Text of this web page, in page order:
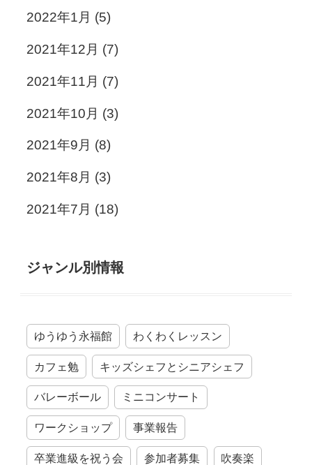
2022年1月 (5)
2021年12月 (7)
2021年11月 (7)
2021年10月 (3)
2021年9月 (8)
2021年8月 (3)
2021年7月 (18)
ジャンル別情報
ゆうゆう永福館 わくわくレッスン
カフェ勉 キッズシェフとシニアシェフ
バレーボール ミニコンサート
ワークショップ 事業報告
卒業進級を祝う会 参加者募集 吹奏楽